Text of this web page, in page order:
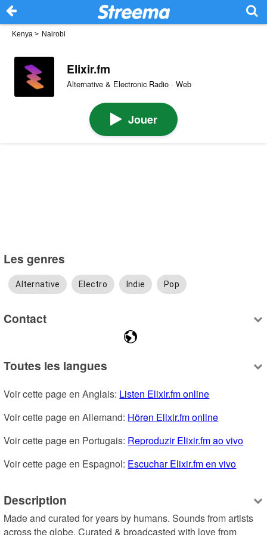
Kenya > Nairobi
Elixir.fm
Alternative & Electronic Radio · Web
Jouer
Les genres
Alternative Electro Indie Pop
Contact
Toutes les langues
Voir cette page en Anglais: Listen Elixir.fm online
Voir cette page en Allemand: Hören Elixir.fm online
Voir cette page en Portugais: Reproduzir Elixir.fm ao vivo
Voir cette page en Espagnol: Escuchar Elixir.fm en vivo
Description
Made and curated for years by humans. Sounds from artists
across the globe. Curated & broadcasted with love from